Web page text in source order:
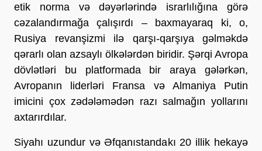
etik norma və dəyərlərində israrlılığına görə
cəzalandırmağa çalışırdı – baxmayaraq ki, o,
Rusiya revanşizmi ilə qarşı-qarşıya gəlməkdə
qərarlı olan azsaylı ölkələrdən biridir. Şərqi Avropa
dövlətləri bu platformada bir araya gələrkən,
Avropanın liderləri Fransa və Almaniya Putin
imicini çox zədələmədən razı salmağın yollarını
axtarırdılar.
Siyahı uzundur və Əfqanıstandakı 20 illik hekayə